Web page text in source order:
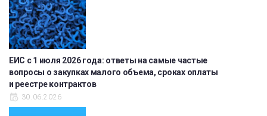
ЕИС с 1 июля 2026 года: ответы на самые частые
вопросы о закупках малого объема, сроках оплаты
и реестре контрактов
30.06.2026